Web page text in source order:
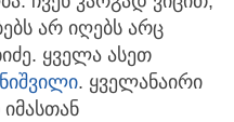
არ იღებს არც
ყველა ასეთ
. ყველანაირი